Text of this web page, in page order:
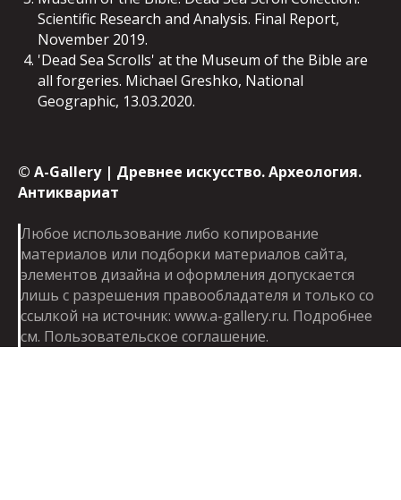
Scientific Research and Analysis. Final Report,
November 2019.
'Dead Sea Scrolls' at the Museum of the Bible are
all forgeries. Michael Greshko, National
Geographic, 13.03.2020.
© A-Gallery | Древнее искусство. Археология.
Антиквариат
Любое использование либо копирование
материалов или подборки материалов сайта,
элементов дизайна и оформления допускается
лишь с разрешения правообладателя и только со
ссылкой на источник: www.a-gallery.ru. Подробнее
см. Пользовательское соглашение.